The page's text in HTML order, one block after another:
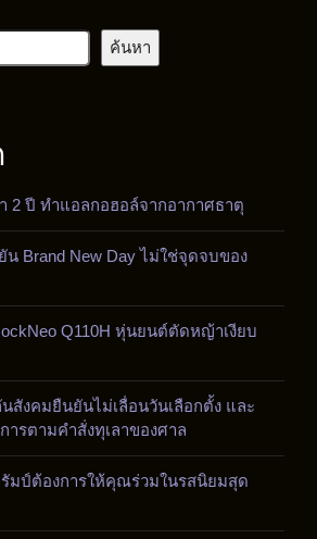
ค้นหา
า 2 ปี ทำแอลกอฮอล์จากอากาศธาตุ
น Brand New Day ไม่ใช่จุดจบของ
Q110H หุ่นยนต์ตัดหญ้าเงียบ
สังคมยืนยันไม่เลื่อนวันเลือกตั้ง และ
ารตามคำสั่งทุเลาของศาล
มป์ต้องการให้คุณร่วมในรสนิยมสุด